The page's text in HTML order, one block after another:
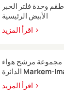
طقم وحدة فلتر الحبر
الأبيض الرئيسية
EB49406 مع مستشعر
ضغط لطابعة Image
مجموعة مرشح هواء
الدائرة Markem-Imaje
EB40209 للطابعة
النافثة للحبر 9232 9410